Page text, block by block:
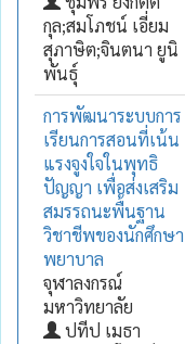
กุล;สมโภชน์ เอี่ยม
สุภาษิต;จินตนา ยูนิ
พันธุ์
การพัฒนาระบบการ
เรียนการสอนที่เน้น
แรงจูงใจในพุทธิ
ปัญญา เพื่อส่งเสริม
สมรรถนะพื้นฐาน
วิชาชีพของนักศึกษา
พยาบาล
จุฬาลงกรณ์
มหาวิทยาลัย
ปทีป เมธา